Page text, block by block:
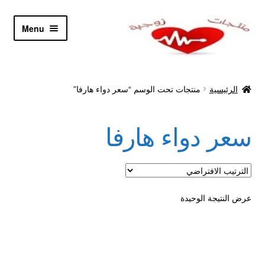
Skip
Skip
Menu
أدوية تكبير و تضخيم العضو
اتصل بنا
اتمام الطلب
الرئيسية منتجات تحت الوسم “سعر دواء هارفا”
سعر دواء هارفا
عرض النتيجة الوحيدة